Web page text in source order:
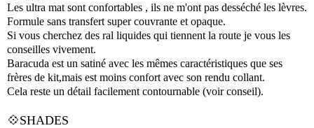
Les ultra mat sont confortables , ils ne m'ont pas desséché les lèvres.
Formule sans transfert super couvrante et opaque.
Si vous cherchez des ral liquides qui tiennent la route je vous les
conseilles vivement.
Baracuda est un satiné avec les mêmes caractéristiques que ses
frères de kit,mais est moins confort avec son rendu collant.
Cela reste un détail facilement contournable (voir conseil).
💠SHADES